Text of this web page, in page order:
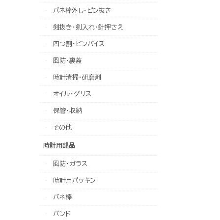
バネ棒外し・ピン抜き
剣抜き・剣入れ・針押さえ
四つ割・ピンバイス
風防・裏蓋
時計清掃・研磨剤
オイル・グリス
保管・収納
その他
時計用部品
風防・ガラス
時計用パッキン
バネ棒
バンド